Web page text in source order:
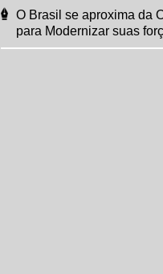
O Brasil se aproxima da
para Modernizar suas